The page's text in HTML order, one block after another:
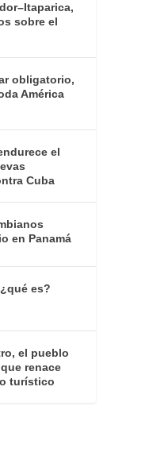
sobre el
obligatorio,
América
el
Cuba
en Panamá
es?
el pueblo
renace
turístico